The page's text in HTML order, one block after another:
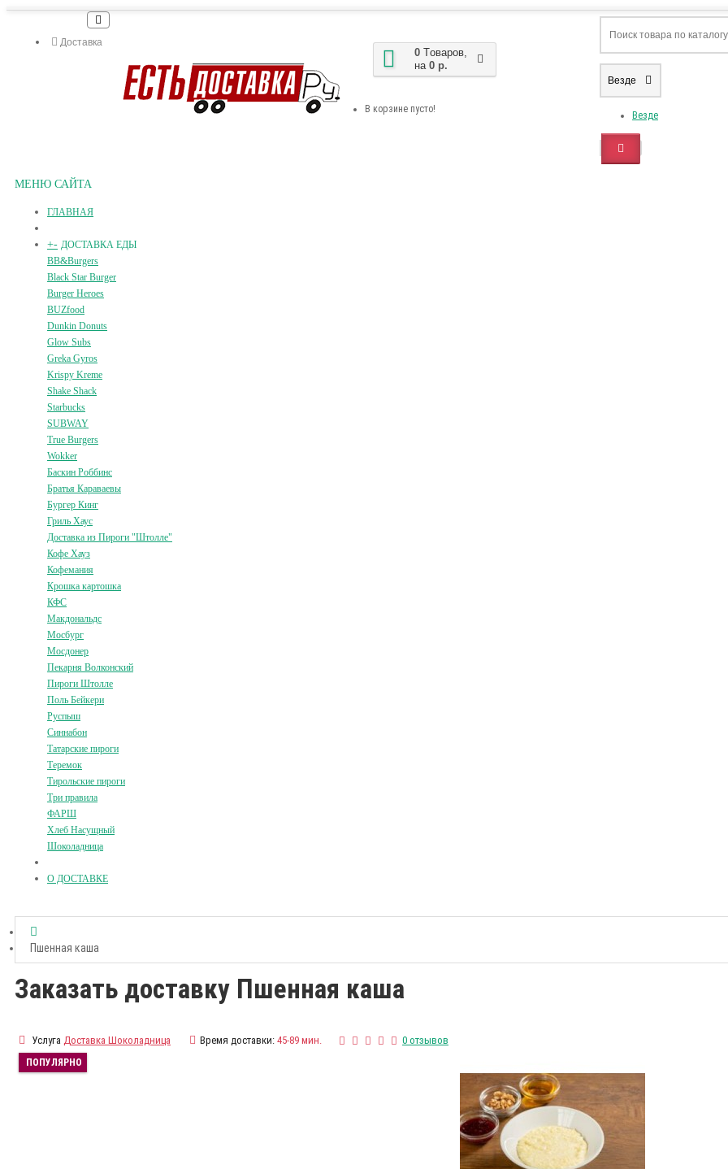
Доставка
0 Tоваров,
на 0 р.
В корзине пусто!
Везде
Везде
МЕНЮ САЙТА
ГЛАВНАЯ
+- ДОСТАВКА ЕДЫ
BB&Burgers
Black Star Burger
Burger Heroes
BUZfood
Dunkin Donuts
Glow Subs
Greka Gyros
Krispy Kreme
Shake Shack
Starbucks
SUBWAY
True Burgers
Wokker
Баскин Роббинс
Братья Караваевы
Бургер Кинг
Гриль Хаус
Доставка из Пироги "Штолле"
Кофе Хауз
Кофемания
Крошка картошка
КФС
Макдональдс
Мосбург
Мосдонер
Пекарня Волконский
Пироги Штолле
Поль Бейкери
Руспыш
Синнабон
Татарские пироги
Теремок
Тирольские пироги
Три правила
ФАРШ
Хлеб Насущный
Шоколадница
О ДОСТАВКЕ
Пшенная каша
Заказать доставку Пшенная каша
Услуга Доставка Шоколадница Время доставки: 45-89 мин. 0 отзывов
ПОПУЛЯРНО